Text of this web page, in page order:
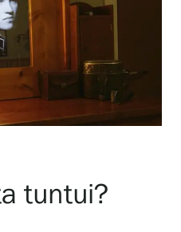
tuntui?